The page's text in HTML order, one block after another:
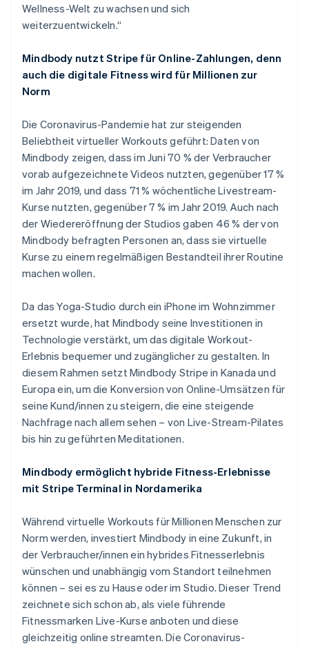
Wellness-Welt zu wachsen und sich
weiterzuentwickeln.“
Mindbody nutzt Stripe für Online-Zahlungen, denn
auch die digitale Fitness wird für Millionen zur
Norm
Die Coronavirus-Pandemie hat zur steigenden
Beliebtheit virtueller Workouts geführt: Daten von
Mindbody zeigen, dass im Juni 70 % der Verbraucher
vorab aufgezeichnete Videos nutzten, gegenüber 17 %
im Jahr 2019, und dass 71 % wöchentliche Livestream-
Kurse nutzten, gegenüber 7 % im Jahr 2019. Auch nach
der Wiedereröffnung der Studios gaben 46 % der von
Mindbody befragten Personen an, dass sie virtuelle
Kurse zu einem regelmäßigen Bestandteil ihrer Routine
machen wollen.
Da das Yoga-Studio durch ein iPhone im Wohnzimmer
ersetzt wurde, hat Mindbody seine Investitionen in
Technologie verstärkt, um das digitale Workout-
Erlebnis bequemer und zugänglicher zu gestalten. In
diesem Rahmen setzt Mindbody Stripe in Kanada und
Europa ein, um die Konversion von Online-Umsätzen für
seine Kund/innen zu steigern, die eine steigende
Nachfrage nach allem sehen – von Live-Stream-Pilates
bis hin zu geführten Meditationen.
Mindbody ermöglicht hybride Fitness-Erlebnisse
mit Stripe Terminal in Nordamerika
Während virtuelle Workouts für Millionen Menschen zur
Norm werden, investiert Mindbody in eine Zukunft, in
der Verbraucher/innen ein hybrides Fitnesserlebnis
wünschen und unabhängig vom Standort teilnehmen
können – sei es zu Hause oder im Studio. Dieser Trend
zeichnete sich schon ab, als viele führende
Fitnessmarken Live-Kurse anboten und diese
gleichzeitig online streamten. Die Coronavirus-
Australien
English
Belgien
NederlandsFrançaisDeutschEnglish
Brasilien
PortuguêsEnglish
Bulgarien
Dänemark
English
Deutschland
DeutschEnglish
Estland
English
Festlandchina
简体中文 English
Finnland
EnglishSvenska
Frankreich
Gibraltar
English
Griechenland
Indien
English
Irland
English
ItalianoEnglish
Japan
日本語English
Kanada